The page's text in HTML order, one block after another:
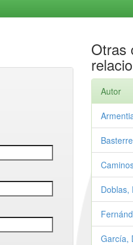
Otras
Autor
Doblas,
García,